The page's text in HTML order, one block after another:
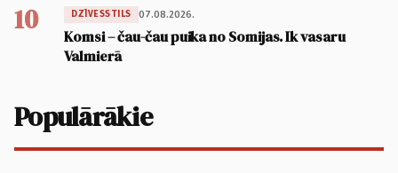
10 DZĪVESSTILS 07.08.2026.
Komsi – čau-čau puika no Somijas. Ik vasaru
Valmierā
Populārākie